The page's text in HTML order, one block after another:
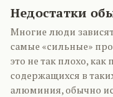
Недостатки
Многие люди
самые «сильные»
это не так плохо,
содержащихся в
алюминия, обычно